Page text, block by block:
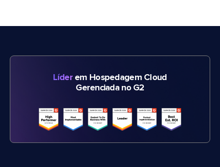
Líderem Hospedagem Cloud
Gerenciada no G2